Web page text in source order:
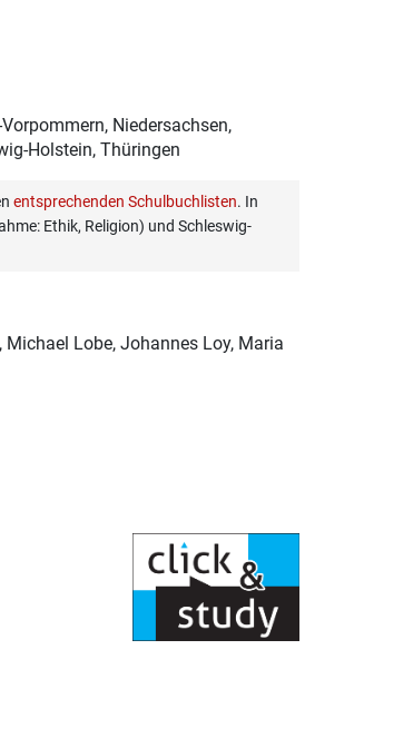
Niedersachsen,
Holstein, Thüringen
entsprechenden Schulbuchlisten. In
Ethik, Religion) und Schleswig-
Lobe, Johannes Loy, Maria